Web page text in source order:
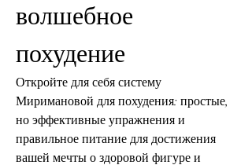
волшебное
похудение
Откройте для себя систему
Миримановой для похудения: простые,
но эффективные упражнения и
правильное питание для достижения
вашей мечты о здоровой фигуре и